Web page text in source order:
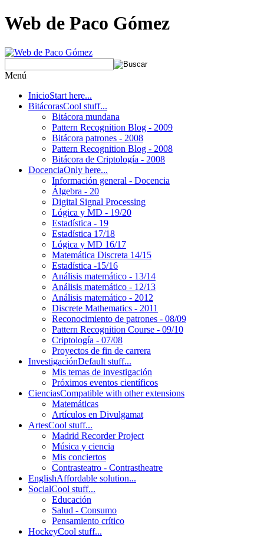
Web de Paco Gómez
Menú
InicioStart here...
BitácorasCool stuff...
Bitácora mundana
Pattern Recognition Blog - 2009
Bitácora patrones - 2008
Pattern Recognition Blog - 2008
Bitácora de Criptología - 2008
DocenciaOnly here...
Información general - Docencia
Álgebra - 20
Digital Signal Processing
Lógica y MD - 19/20
Estadística - 19
Estadística 17/18
Lógica y MD 16/17
Matemática Discreta 14/15
Estadística -15/16
Análisis matemático - 13/14
Análisis matemático - 12/13
Análisis matemático - 2012
Discrete Mathematics - 2011
Reconocimiento de patrones - 08/09
Pattern Recognition Course - 09/10
Criptología - 07/08
Proyectos de fin de carrera
InvestigaciónDefault stuff...
Mis temas de investigación
Próximos eventos científicos
CienciasCompatible with other extensions
Matemáticas
Artículos en Divulgamat
ArtesCool stuff...
Madrid Recorder Project
Música y ciencia
Mis conciertos
Contrasteatro - Contrastheatre
EnglishAffordable solution...
SocialCool stuff...
Educación
Salud - Consumo
Pensamiento crítico
HockeyCool stuff...